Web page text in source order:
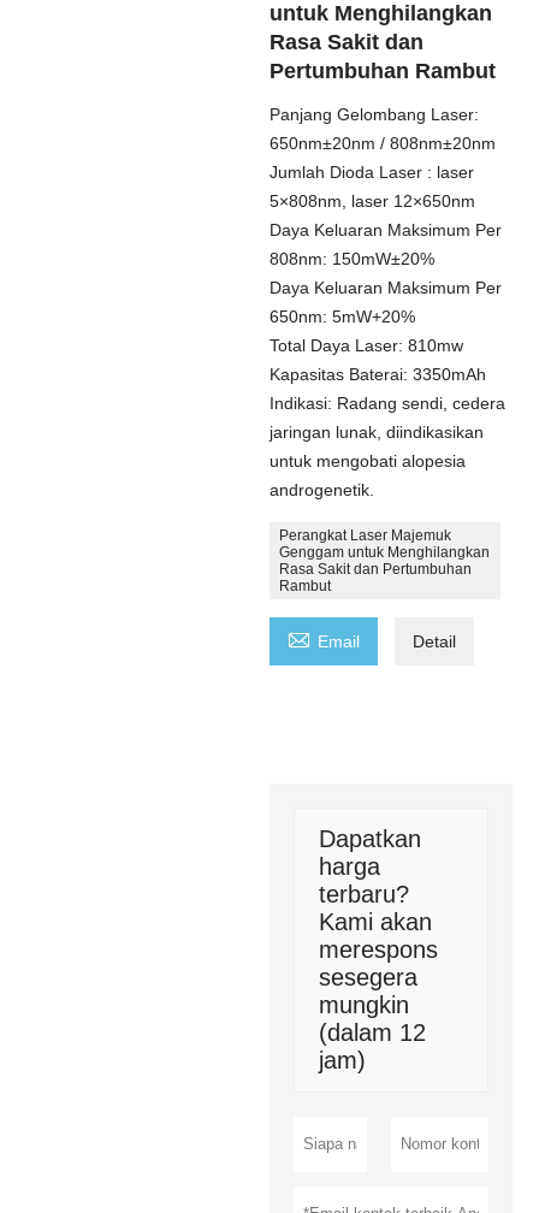
untuk Menghilangkan
Rasa Sakit dan
Pertumbuhan Rambut
Panjang Gelombang Laser:
650nm±20nm / 808nm±20nm
Jumlah Dioda Laser : laser
5×808nm, laser 12×650nm
Daya Keluaran Maksimum Per
808nm: 150mW±20%
Daya Keluaran Maksimum Per
650nm: 5mW+20%
Total Daya Laser: 810mw
Kapasitas Baterai: 3350mAh
Indikasi: Radang sendi, cedera
jaringan lunak, diindikasikan
untuk mengobati alopesia
androgenetik.
Perangkat Laser Majemuk
Genggam untuk Menghilangkan
Rasa Sakit dan Pertumbuhan
Rambut
 Email Detail
Dapatkan
harga
terbaru?
Kami akan
merespons
sesegera
mungkin
(dalam 12
jam)